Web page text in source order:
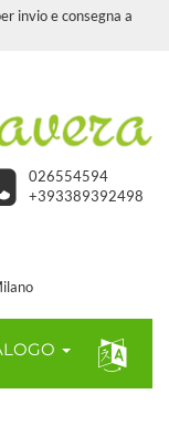
invio e consegna a
026554594
+393389392498